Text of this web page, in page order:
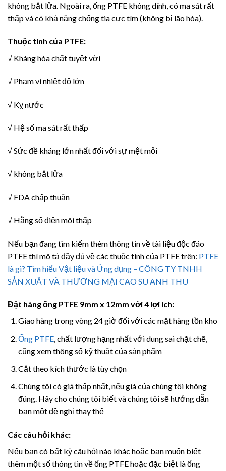
không bắt lửa. Ngoài ra, ống PTFE không dính, có ma sát rất
thấp và có khả năng chống tia cực tím (không bị lão hóa).
Thuộc tính của PTFE:
√ Kháng hóa chất tuyệt vời
√ Phạm vi nhiệt độ lớn
√ Kỵ nước
√ Hệ số ma sát rất thấp
√ Sức đề kháng lớn nhất đối với sự mệt mỏi
√ không bắt lửa
√ FDA chấp thuận
√ Hằng số điện môi thấp
Nếu bạn đang tìm kiếm thêm thông tin về tài liệu độc đáo
PTFE thì mô tả đầy đủ về các thuộc tính của PTFE trên: PTFE
là gì? Tìm hiểu Vật liệu và Ứng dụng – CÔNG TY TNHH
SẢN XUẤT VÀ THƯƠNG MẠI CAO SU ANH THU
Đặt hàng ống PTFE 9mm x 12mm với 4 lợi ích:
Giao hàng trong vòng 24 giờ đối với các mặt hàng tồn kho
Ống PTFE, chất lượng hạng nhất với dung sai chặt chẽ,
cũng xem thông số kỹ thuật của sản phẩm
Cắt theo kích thước là tùy chọn
Chúng tôi có giá thấp nhất, nếu giá của chúng tôi không
đúng. Hãy cho chúng tôi biết và chúng tôi sẽ hướng dẫn
bạn một đề nghị thay thế
Các câu hỏi khác:
Nếu bạn có bất kỳ câu hỏi nào khác hoặc bạn muốn biết
thêm một số thông tin về ống PTFE hoặc đặc biệt là ống